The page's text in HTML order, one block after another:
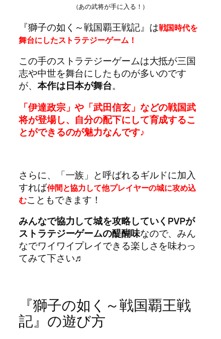
（あの武将が手に入る！）
『獅子の如く～戦国覇王戦記』は戦国時代を
舞台にしたストラテジーゲーム！
この手のストラテジーゲームは大抵が三国
志や中世を舞台にしたものが多いのです
が、 本作は日本が舞台。
「伊達政宗」や「武田信玄」などの戦国武
将が登場し、自分の配下にして育成するこ
とができるのが魅力なんです♪
さらに、「一族」と呼ばれるギルドに加入
すれば仲間と協力して他プレイヤーの城に攻め込
むこともできます！
みんなで協力して城を攻略していくPVPが
ストラテジーゲームの醍醐味なので、みん
なでワイワイプレイできる楽しさを味わっ
てみて下さい♬
『獅子の如く～戦国覇王戦
記』の遊び方